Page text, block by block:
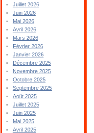
Juillet 2026
Juin 2026
Mai 2026
Avril 2026
Mars 2026
Février 2026
Janvier 2026
Décembre 2025
Novembre 2025
Octobre 2025
Septembre 2025
Août 2025
Juillet 2025
Juin 2025
Mai 2025
Avril 2025